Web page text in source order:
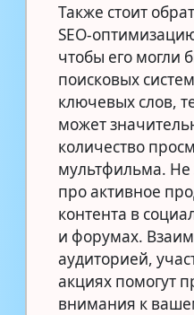
Также стоит
SEO-
чтобы его могли
поисковых
ключевых слов,
может
количество
мультфильма. Не
про активное
контента в
и форумах.
аудиторией,
акциях помогут
внимания к